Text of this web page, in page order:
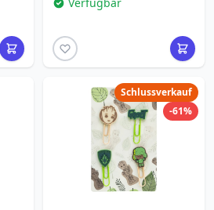
Schlussverkauf
-61%